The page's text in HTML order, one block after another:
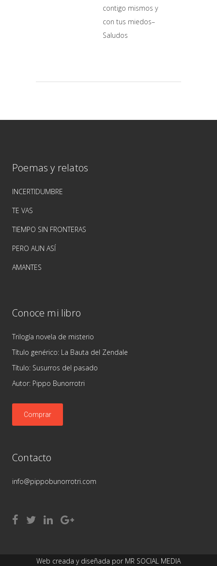
contigo mismos y
con tus miedos–
Saludos
Poemas y relatos
INCERTIDUMBRE
TE VAS
TIEMPO SIN FRONTERAS
PERO AUN ASÍ
AMANTES
Conoce mi libro
Trilogía novela de misterio
Título genérico: La Bauta del Zendale
Título: Susurros del pasado
Autor: Pippo Bunorrotri
Comprar
Contacto
info@pippobunorrotri.com
Web creada y diseñada por MR SOCIAL MEDIA